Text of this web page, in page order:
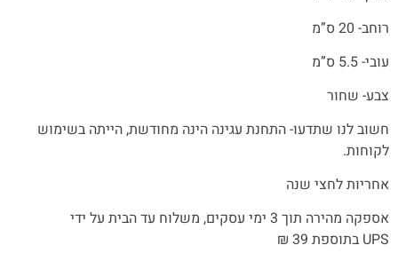
רוחב- 20 ס”מ
עובי- 5.5 ס”מ
צבע- שחור
חשוב לנו שתדעו- התחנת עגינה הינה מחודשת, הייתה בשימוש
לקוחות.
אחריות לחצי שנה
אספקה מהירה תוך 3 ימי עסקים, משלוח עד הבית על ידי
UPS בתוספת 39 ₪